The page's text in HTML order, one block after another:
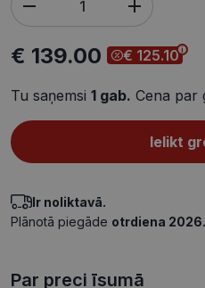
€ 139.00 € 125.10
Tu saņemsi 1 gab. Cena par
Ielikt
Ir noliktavā.
Plānotā piegāde otrdiena
Par preci īsumā